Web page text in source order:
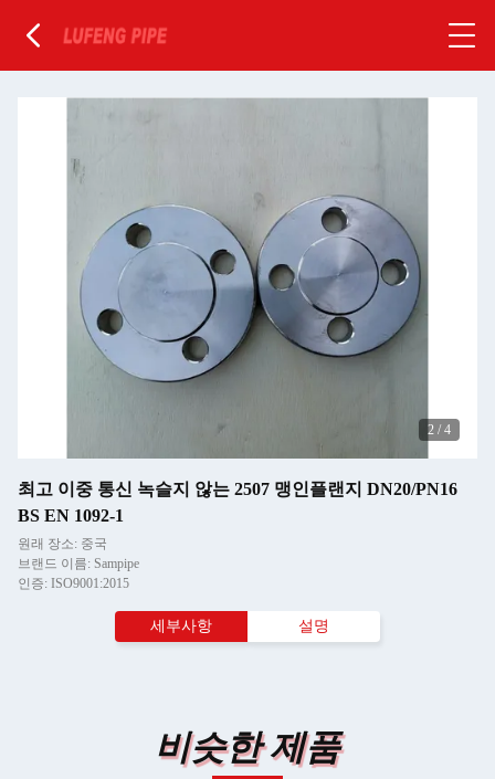
2 / 4
최고 이중 통신 녹슬지 않는 2507 맹인플랜지 DN20/PN16
BS EN 1092-1
원래 장소: 중국
브랜드 이름: Sampipe
인증: ISO9001:2015
세부사항 설명
비슷한 제품